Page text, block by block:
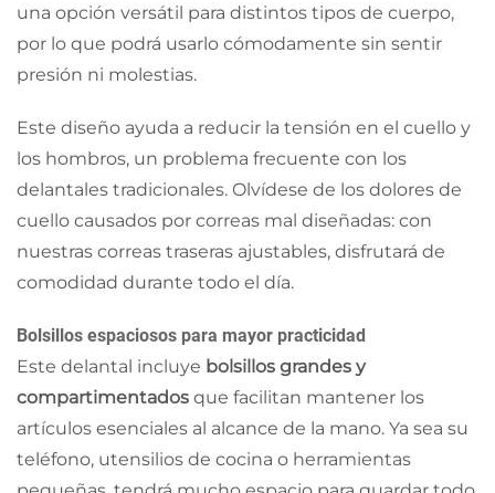
una opción versátil para distintos tipos de cuerpo,
por lo que podrá usarlo cómodamente sin sentir
presión ni molestias.
Este diseño ayuda a reducir la tensión en el cuello y
los hombros, un problema frecuente con los
delantales tradicionales. Olvídese de los dolores de
cuello causados por correas mal diseñadas: con
nuestras correas traseras ajustables, disfrutará de
comodidad durante todo el día.
Bolsillos espaciosos para mayor practicidad
Este delantal incluye bolsillos grandes y
compartimentados que facilitan mantener los
artículos esenciales al alcance de la mano. Ya sea su
teléfono, utensilios de cocina o herramientas